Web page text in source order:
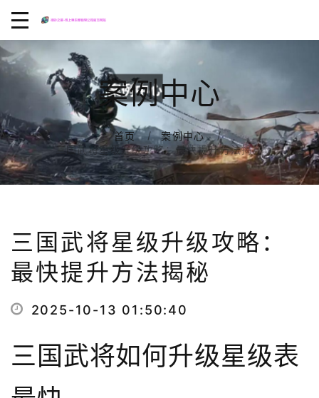
案例中心
首页
案例中心
三国武将星级升级攻略：最快提升方法揭秘
三国武将星级升级攻略：
最快提升方法揭秘
2025-10-13 01:50:40
三国武将如何升级星级表